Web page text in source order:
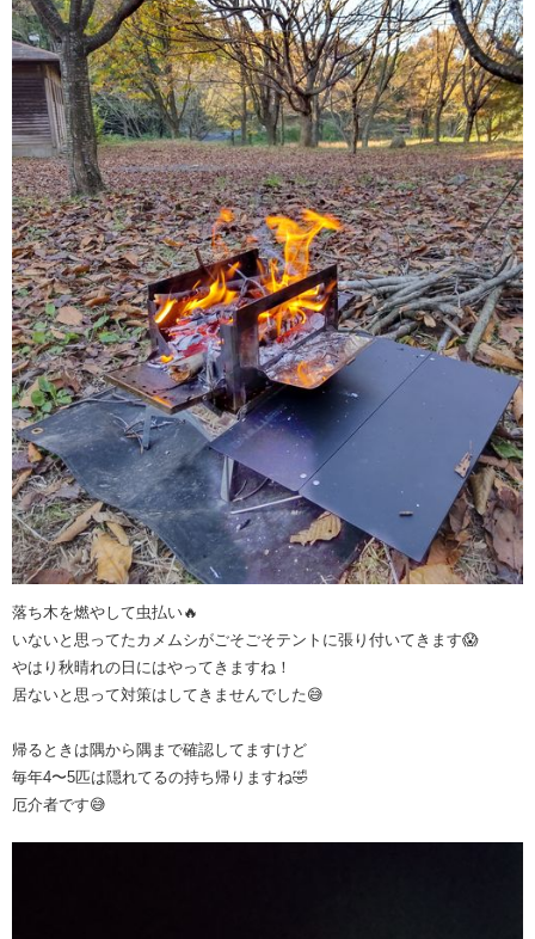
落ち木を燃やして虫払い🔥
いないと思ってたカメムシがごそごそテントに張り付いてきます😱
やはり秋晴れの日にはやってきますね！
居ないと思って対策はしてきませんでした😅
帰るときは隅から隅まで確認してますけど
毎年4〜5匹は隠れてるの持ち帰りますね🤣
厄介者です😅